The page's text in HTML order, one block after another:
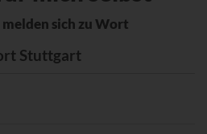
sich zu Wort
Stuttgart